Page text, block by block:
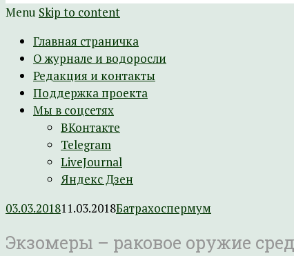
Menu Skip to content
Главная страничка
О журнале и водоросли
Редакция и контакты
Поддержка проекта
Мы в соцсетях
ВКонтакте
Telegram
LiveJournal
Яндекс Дзен
03.03.201811.03.2018Батрахоспермум
Экзомеры – раковое оружие